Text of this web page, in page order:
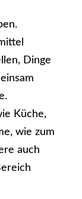
Dinge
Küche,
wie zum
auch